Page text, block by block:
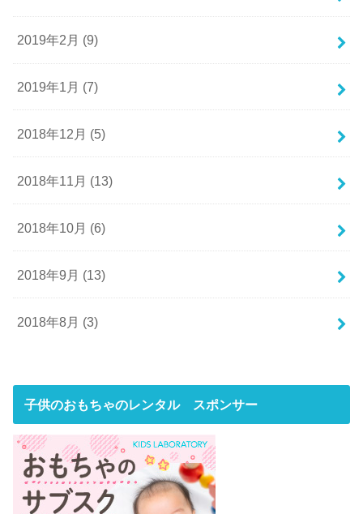
2019年2月 (9)
2019年1月 (7)
2018年12月 (5)
2018年11月 (13)
2018年10月 (6)
2018年9月 (13)
2018年8月 (3)
子供のおもちゃのレンタル スポンサー